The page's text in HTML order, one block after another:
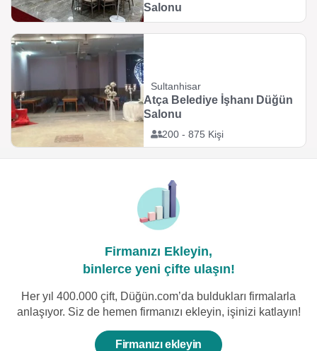
Salonu
Sultanhisar
200 - 875 Kişi
Atça Belediye İşhanı Düğün
Salonu
Firmanızı Ekleyin,
binlerce yeni çifte ulaşın!
Her yıl 400.000 çift, Düğün.com’da buldukları firmalarla
anlaşıyor. Siz de hemen firmanızı ekleyin, işinizi katlayın!
Firmanızı ekleyin